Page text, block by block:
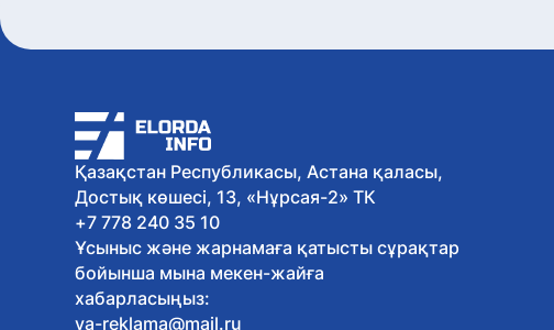
Қазақстан Республикасы, Астана қаласы,
Достық көшесі, 13, «Нұрсая-2» ТК
+7 778 240 35 10
Ұсыныс және жарнамаға қатысты сұрақтар
бойынша мына мекен-жайға
хабарласыңыз:
va-reklama@mail.ru